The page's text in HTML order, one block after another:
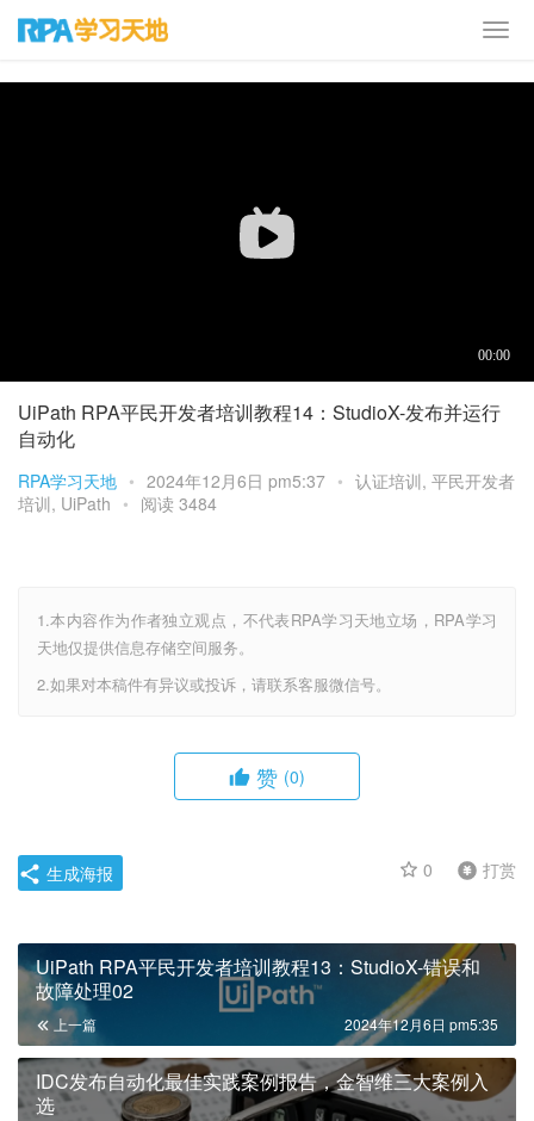
UiPath RPA平民开发者培训教程14：StudioX-发布并运行
自动化
RPA学习天地 • 2024年12月6日 pm5:37 • 认证培训, 平民开发者
培训, UiPath • 阅读 3484
1.本内容作为作者独立观点，不代表RPA学习天地立场，RPA学习
天地仅提供信息存储空间服务。
2.如果对本稿件有异议或投诉，请联系客服微信号。
赞 (0)
0 打赏
生成海报
UiPath RPA平民开发者培训教程13：StudioX-错误和
故障处理02
上一篇 2024年12月6日 pm5:35
IDC发布自动化最佳实践案例报告，金智维三大案例入
选